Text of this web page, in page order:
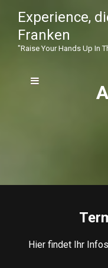
Experience,
Franken
"raise Your Hands Up In
Hier findet Ihr